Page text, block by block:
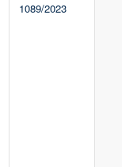
1089/2023